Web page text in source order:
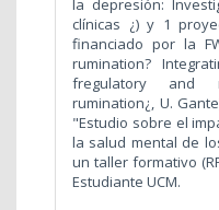
la depresión:
clínicas ¿) y 1
financiado por la
rumination?
fregulatory and
rumination¿, U.
"Estudio sobre el
la salud mental de
un taller formativo
Estudiante UCM.